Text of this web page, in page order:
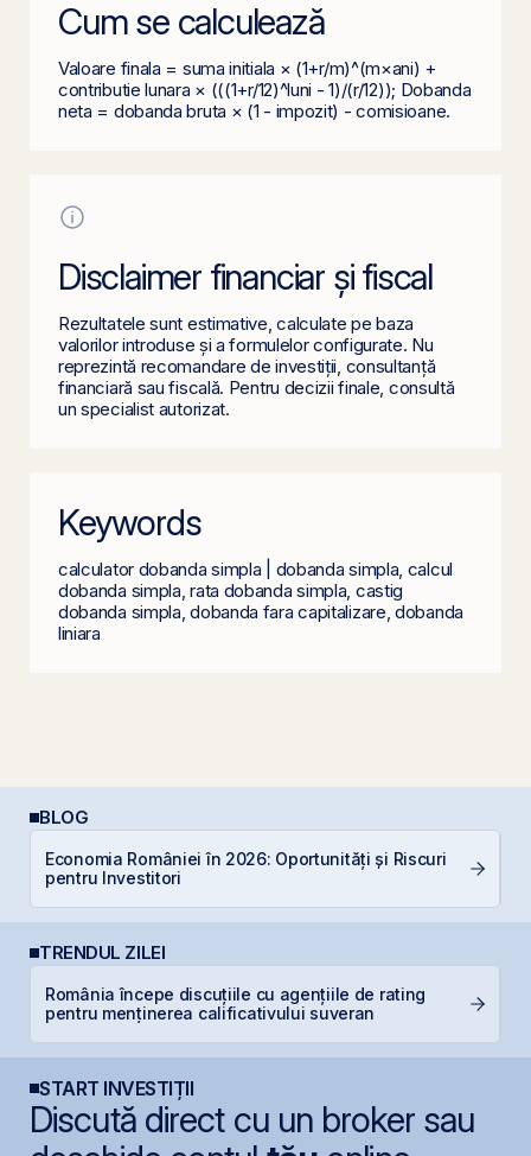
Cum se calculează
Valoare finala = suma initiala × (1+r/m)^(m×ani) +
contributie lunara × (((1+r/12)^luni - 1)/(r/12)); Dobanda
neta = dobanda bruta × (1 - impozit) - comisioane.
Disclaimer financiar și fiscal
Rezultatele sunt estimative, calculate pe baza
valorilor introduse și a formulelor configurate. Nu
reprezintă recomandare de investiții, consultanță
financiară sau fiscală. Pentru decizii finale, consultă
un specialist autorizat.
Keywords
calculator dobanda simpla | dobanda simpla, calcul
dobanda simpla, rata dobanda simpla, castig
dobanda simpla, dobanda fara capitalizare, dobanda
liniara
BLOG
Economia României în 2026: Oportunități și Riscuri
pentru Investitori
TRENDUL ZILEI
România începe discuțiile cu agențiile de rating
pentru menținerea calificativului suveran
START INVESTIȚII
Discută direct cu un broker sau